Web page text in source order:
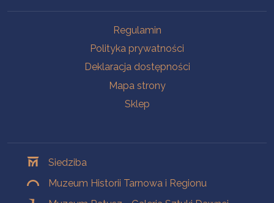
Regulamin
Polityka prywatności
Deklaracja dostępności
Mapa strony
Sklep
Siedziba
Muzeum Historii Tarnowa i Regionu